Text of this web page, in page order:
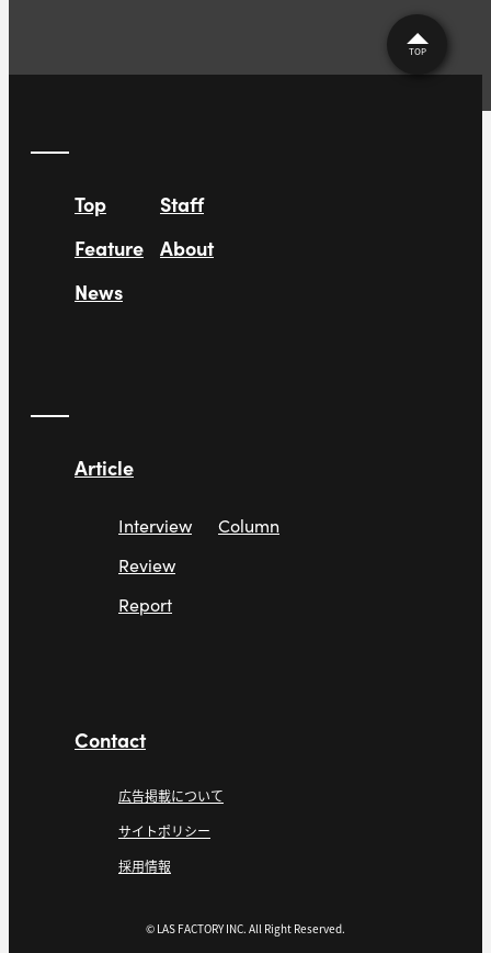
TOP
Top
Feature
News
Staff
About
Article
Interview
Review
Report
Column
Contact
広告掲載について
サイトポリシー
採用情報
© LAS FACTORY INC. All Right Reserved.